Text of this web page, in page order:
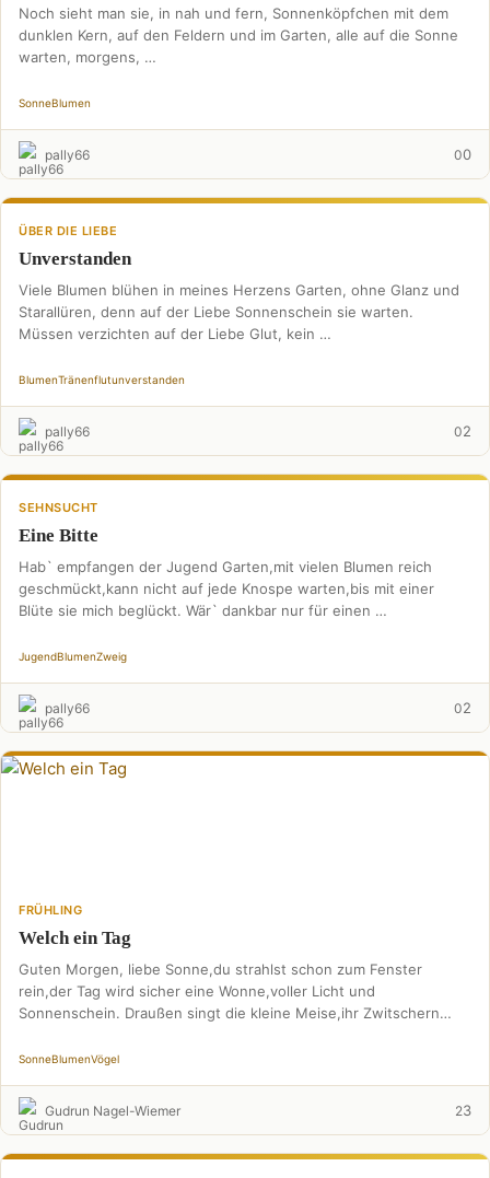
Noch sieht man sie, in nah und fern, Sonnenköpfchen mit dem
dunklen Kern, auf den Feldern und im Garten, alle auf die Sonne
warten, morgens, …
SonneBlumen
pally66 00
ÜBER DIE LIEBE
Unverstanden
Viele Blumen blühen in meines Herzens Garten, ohne Glanz und
Starallüren, denn auf der Liebe Sonnenschein sie warten.
Müssen verzichten auf der Liebe Glut, kein …
BlumenTränenflutunverstanden
pally66 02
SEHNSUCHT
Eine Bitte
Hab` empfangen der Jugend Garten,mit vielen Blumen reich
geschmückt,kann nicht auf jede Knospe warten,bis mit einer
Blüte sie mich beglückt. Wär` dankbar nur für einen …
JugendBlumenZweig
pally66 02
FRÜHLING
Welch ein Tag
Guten Morgen, liebe Sonne,du strahlst schon zum Fenster
rein,der Tag wird sicher eine Wonne,voller Licht und
Sonnenschein. Draußen singt die kleine Meise,ihr Zwitschern
SonneBlumenVögel
Gudrun Nagel-Wiemer 23